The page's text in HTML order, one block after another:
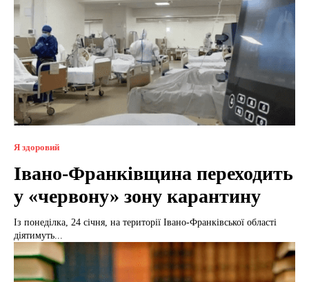
Я здоровий
Івано-Франківщина переходить
у «червону» зону карантину
Із понеділка, 24 січня, на території Івано-Франківської області
діятимуть...